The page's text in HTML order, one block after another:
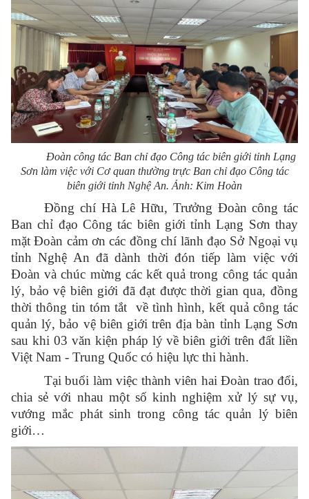
Đoàn công tác Ban chỉ đạo Công tác biên giới tỉnh Lạng
Sơn làm việc với Cơ quan thường trực Ban chỉ đạo Công tác
biên giới tỉnh Nghệ An. Ảnh: Kim Hoàn
Đồng chí Hà Lê Hữu, Trưởng Đoàn công tác
Ban chỉ đạo Công tác biên giới tỉnh Lạng Sơn thay
mặt Đoàn cảm ơn các đồng chí lãnh đạo Sở Ngoại vụ
tỉnh Nghệ An đã dành thời đón tiếp làm việc với
Đoàn và chúc mừng các kết quả trong công tác quản
lý, bảo vệ biên giới đã đạt được thời gian qua, đồng
thời thông tin tóm tắt về tình hình, kết quả công tác
quản lý, bảo vệ biên giới trên địa bàn tỉnh Lạng Sơn
sau khi 03 văn kiện pháp lý về biên giới trên đất liền
Việt Nam - Trung Quốc có hiệu lực thi hành.
Tại buổi làm việc thành viên hai Đoàn trao đổi,
chia sẻ với nhau một số kinh nghiệm xử lý sự vụ,
vướng mắc phát sinh trong công tác quản lý biên
giới…